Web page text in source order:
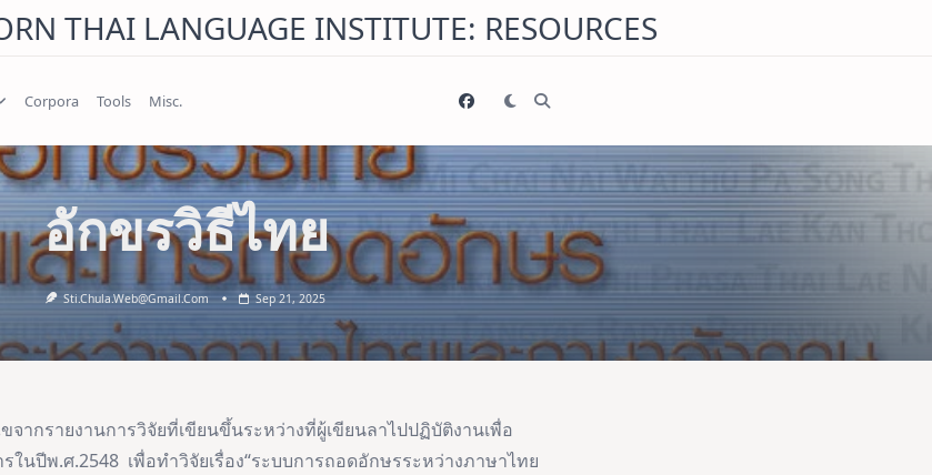
THAI LANGUAGE INSTITUTE: RESOURCES
Corpora Tools Misc.
อักขรวิธีไทย
Sti.chula.web@gmail.com Sep 21, 2025
จากรายงานการวิจัยที่เขียนขึ้นระหว่างที่ผู้เขียนลาไปปฏิบัติงานเพื่อ
ในปีพ.ศ.2548 เพื่อทำวิจัยเรื่อง“ระบบการถอดอักษรระหว่างภาษาไทย